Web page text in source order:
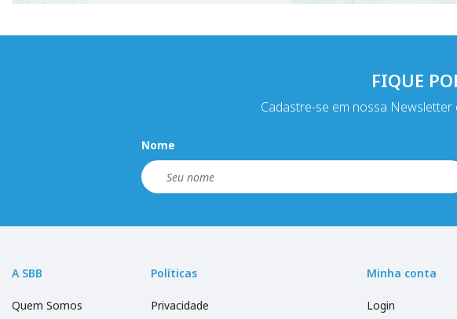
FIQUE
Cadastre-se em nossa
Nome
A SBB
Quem Somos
Políticas
Privacidade
Minha conta
Login